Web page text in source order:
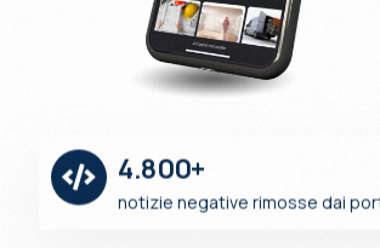
4.800+
notizie negative rimosse dai